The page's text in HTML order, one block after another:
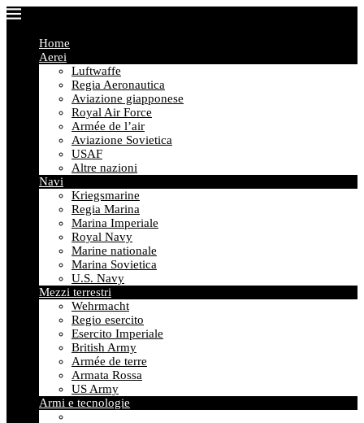
Home
Aerei
Luftwaffe
Regia Aeronautica
Aviazione giapponese
Royal Air Force
Armée de l’air
Aviazione Sovietica
USAF
Altre nazioni
Navi
Kriegsmarine
Regia Marina
Marina Imperiale
Royal Navy
Marine nationale
Marina Sovietica
U.S. Navy
Mezzi terrestri
Wehrmacht
Regio esercito
Esercito Imperiale
British Army
Armée de terre
Armata Rossa
US Army
Armi e tecnologie